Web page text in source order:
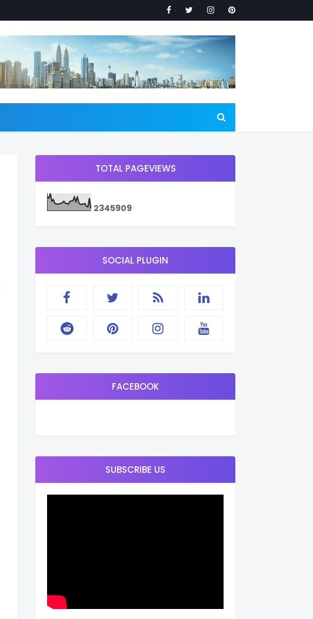
TOTAL PAGEVIEWS
2345909
SOCIAL PLUGIN
FACEBOOK
SUBSCRIBE US